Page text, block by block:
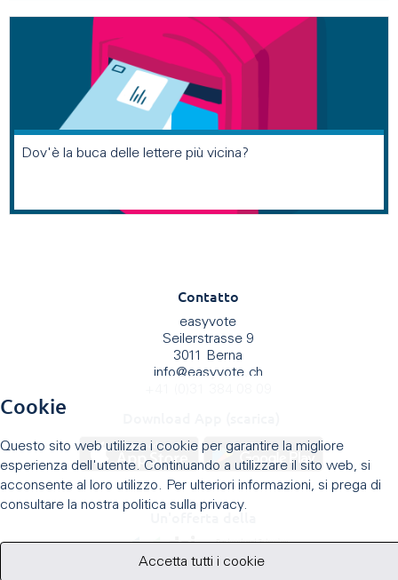
Dov'è la buca delle lettere più vicina?
Contatto
easyvote
Seilerstrasse 9
3011 Berna
info@easyvote.ch
Un'offerta della
Cookie
Questo sito web utilizza i cookie per garantire la migliore
esperienza dell'utente. Continuando a utilizzare il sito web, si
acconsente al loro utilizzo. Per ulteriori informazioni, si prega di
consultare la nostra politica sulla privacy.
Accetta tutti i cookie